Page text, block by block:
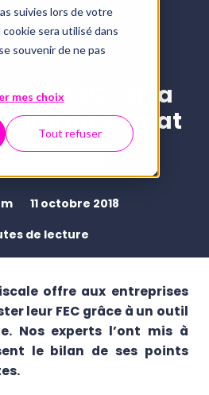
suivies lors de votre
sera utilisé dans
souvenir de ne pas
mes choix
Tout refuser
du FEC : on a
Demat
11 octobre 2018
de lecture
offre aux entreprises
leur FEC grâce à un outil
Nos experts l’ont mis à
le bilan de ses points